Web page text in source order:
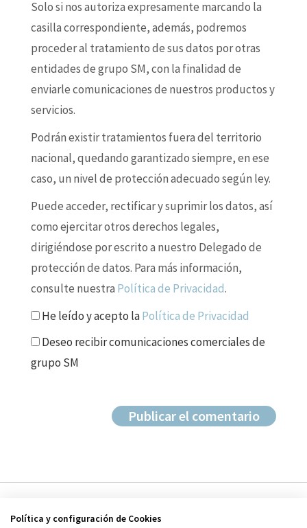
Solo si nos autoriza expresamente marcando la
casilla correspondiente, además, podremos
proceder al tratamiento de sus datos por otras
entidades de grupo SM, con la finalidad de
enviarle comunicaciones de nuestros productos y
servicios.
Podrán existir tratamientos fuera del territorio
nacional, quedando garantizado siempre, en ese
caso, un nivel de protección adecuado según ley.
Puede acceder, rectificar y suprimir los datos, así
como ejercitar otros derechos legales,
dirigiéndose por escrito a nuestro Delegado de
protección de datos. Para más información,
consulte nuestra Política de Privacidad.
He leído y acepto laPolítica de Privacidad
Deseo recibir comunicaciones comerciales de
grupo SM
Política y configuración de Cookies